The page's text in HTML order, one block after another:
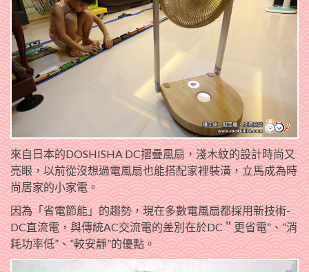
來自日本的DOSHISHA DC摺疊風扇，淺木紋的設計時尚又
亮眼，以前從沒想過電風扇也能搭配家裡裝潢，立馬成為時
尚居家的小家電。
因為「省電節能」的趨勢，現在多數電風扇都採用新技術-
DC直流電，與傳統AC交流電的差別在於DC＂更省電”、”消
耗功率低”、”較安靜”的優點。